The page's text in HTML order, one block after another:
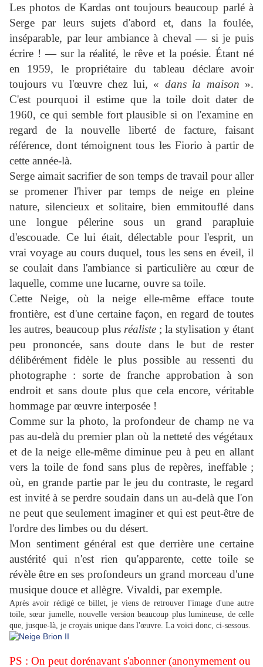
Les photos de Kardas ont toujours beaucoup parlé à
Serge par leurs sujets d'abord et, dans la foulée,
inséparable, par leur ambiance à cheval — si je puis
écrire ! — sur la réalité, le rêve et la poésie.Étant né
en 1959, le propriétaire du tableau déclare avoir
toujours vu l'œuvre chez lui, « dans la maison ».
C'est pourquoi il estime que la toile doit dater de
1960, ce qui semble fort plausible si on l'examine en
regard de la nouvelle liberté de facture, faisant
référence, dont témoignent tous les Fiorio à partir de
cette année-là.
Serge aimait sacrifier de son temps de travail pour aller
se promener l'hiver par temps de neige en pleine
nature, silencieux et solitaire, bien emmitouflé dans
une longue pélerine sous un grand parapluie
d'escouade. Ce lui était, délectable pour l'esprit, un
vrai voyage au cours duquel, tous les sens en éveil, il
se coulait dans l'ambiance si particulière au cœur de
laquelle, comme une lucarne, ouvre sa toile.
Cette Neige, où la neige elle-même efface toute
frontière, est d'une certaine façon, en regard de toutes
les autres, beaucoup plus réaliste ; la stylisation y étant
peu prononcée, sans doute dans le but de rester
délibérément fidèle le plus possible au ressenti du
photographe : sorte de franche approbation à son
endroit et sans doute plus que cela encore, véritable
hommage par œuvre interposée !
Comme sur la photo, la profondeur de champ ne va
pas au-delà du premier plan où la netteté des végétaux
et de la neige elle-même diminue peu à peu en allant
vers la toile de fond sans plus de repères, ineffable ;
où, en grande partie par le jeu du contraste, le regard
est invité à se perdre soudain dans un au-delà que l'on
ne peut que seulement imaginer et qui est peut-être de
l'ordre des limbes ou du désert.
Mon sentiment général est que derrière une certaine
austérité qui n'est rien qu'apparente, cette toile se
révèle être en ses profondeurs un grand morceau d'une
musique douce et allègre. Vivaldi, par exemple.
Après avoir rédigé ce billet, je viens de retrouver l'image d'une autre
toile, sœur jumelle, nouvelle version beaucoup plus lumineuse, de celle
que, jusque-là, je croyais unique dans l'œuvre. La voici donc, ci-sessous.
PS : On peut dorénavant s'abonner (anonymement ou